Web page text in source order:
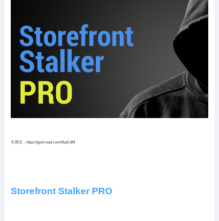
引用元：https://gumroad.com/l/kpCdM
Storefront Stalker PRO